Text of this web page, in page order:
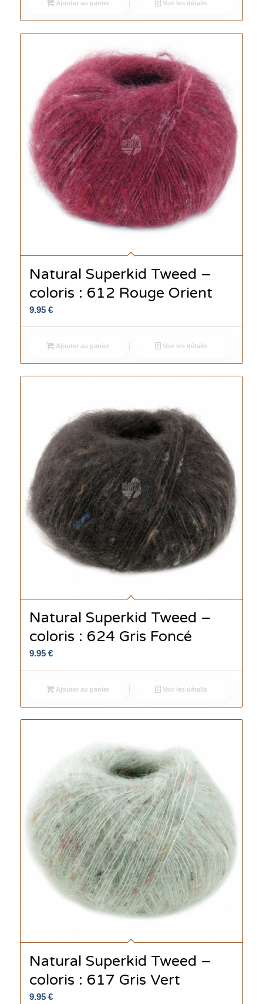
Ajouter au panier Voir les détails
Natural Superkid Tweed –
coloris : 612 Rouge Orient
9.95 €
Ajouter au panier Voir les détails
Natural Superkid Tweed –
coloris : 624 Gris Foncé
9.95 €
Ajouter au panier Voir les détails
Natural Superkid Tweed –
coloris : 617 Gris Vert
9.95 €